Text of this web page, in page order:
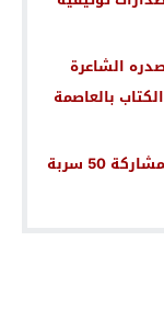
الشاعرة
بالعاصمة
القنيطرة تحتضن أول مهرجان للتبوريدة بمشاركة 50 سربة